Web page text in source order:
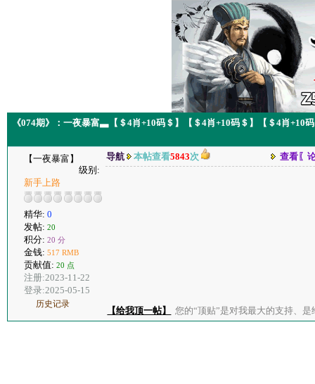
《074期》：一夜暴富▃【＄4肖+10码＄】【＄4肖+10码＄】【＄4肖+10
【一夜暴富】
级别:
新手上路
精华: 0
发帖: 20
积分: 20 分
金钱: 517 RMB
贡献值: 20 点
注册:2023-11-22
登录:2025-05-15
历史记录
导航 本帖查看5843次 查看〖
【给我顶一帖】 您的“顶贴”是对我最大的支持、